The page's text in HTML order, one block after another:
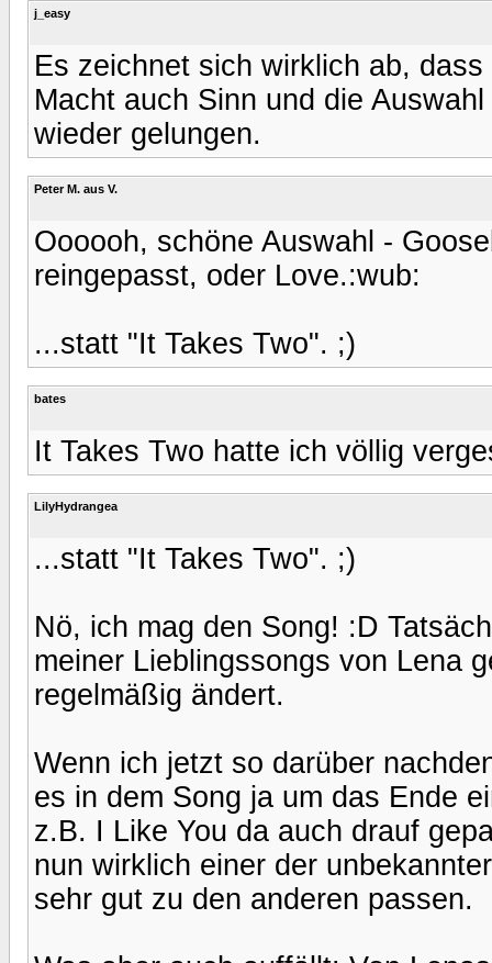
j_easy
Es zeichnet sich wirklich ab,
Macht auch Sinn und die
wieder gelungen.
Peter M. aus V.
Oooooh, schöne Auswahl -
reingepasst, oder Love.:wub:
...statt "It Takes Two". ;)
bates
It Takes Two hatte ich völlig
LilyHydrangea
...statt "It Takes Two". ;)
Nö, ich mag den Song! :D
meiner Lieblingssongs von Lena
regelmäßig ändert.
Wenn ich jetzt so darüber
es in dem Song ja um das Ende
z.B. I Like You da auch drauf
nun wirklich einer der
sehr gut zu den anderen passen.